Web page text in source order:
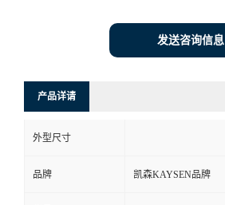
发送咨询信息
产品详请
外型尺寸
品牌 凯森KAYSEN品牌